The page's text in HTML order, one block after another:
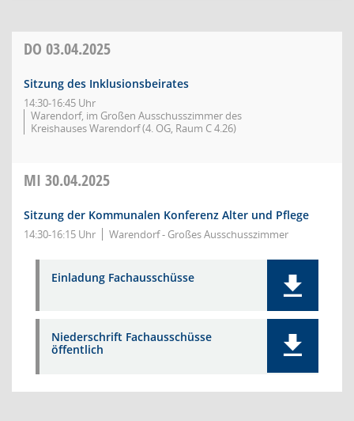
DO 03.04.2025
Sitzung des Inklusionsbeirates
14:30-16:45 Uhr
Warendorf, im Großen Ausschusszimmer des
Kreishauses Warendorf (4. OG, Raum C 4.26)
MI 30.04.2025
Sitzung der Kommunalen Konferenz Alter und Pflege
14:30-16:15 Uhr Warendorf - Großes Ausschusszimmer
Einladung Fachausschüsse
Niederschrift Fachausschüsse
öffentlich